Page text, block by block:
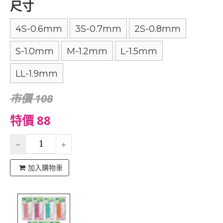
尺寸
4S-0.6mm 3S-0.7mm 2S-0.8mm
S-1.0mm M-1.2mm L-1.5mm
LL-1.9mm
市價 108
特價 88
加入購物車